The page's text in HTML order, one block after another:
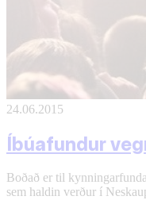
24.06.2015
Íbúafundur
Boðað er til
sem haldin verður í